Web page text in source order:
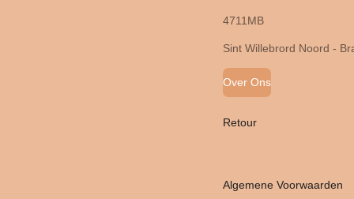
4711MB
Sint Willebrord Noord -
Over Ons
Retour
Algemene Voorwaarden